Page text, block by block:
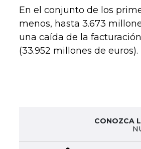
En el conjunto de los
menos, hasta 3.673
una caída de la
(33.952 millones de euros).
CONOZCA